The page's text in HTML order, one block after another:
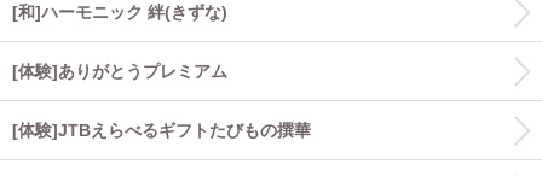
[和]ハーモニック 絆(きずな)
[体験]ありがとうプレミアム
[体験]JTBえらべるギフトたびもの撰華